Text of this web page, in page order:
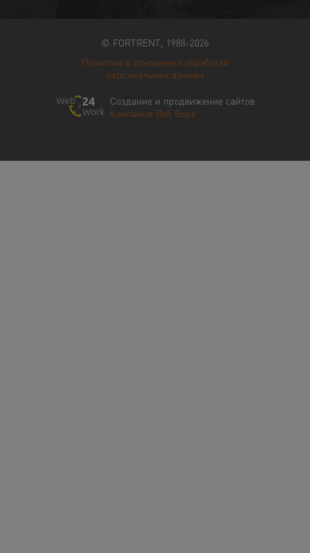
© FORTRENT, 1988-2026
Политика в отношении обработки
персональных данных
Создание и продвижение сайтов
Компания Веб Ворк